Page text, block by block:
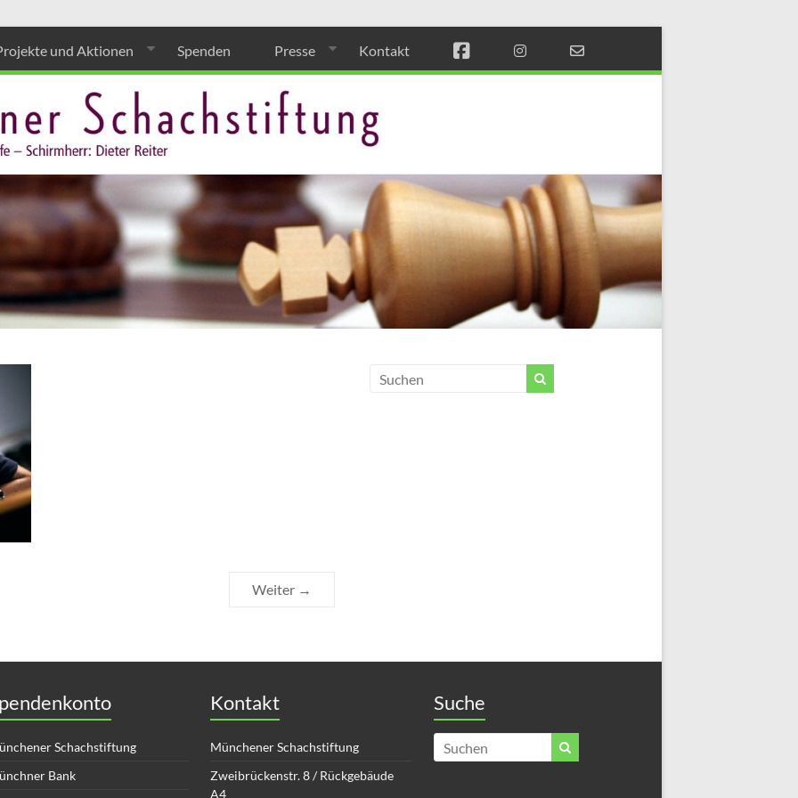
Münchener
Schach
und Aktionen Spenden Presse Kontakt
Weiter →
Schachstiftung
Bank
Kontakt
Münchener Schachstiftung
Zweibrückenstr. 8 / Rückgebäude
A4
Suche